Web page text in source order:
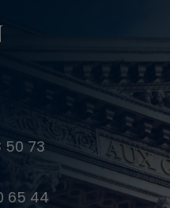
50 73
65 44